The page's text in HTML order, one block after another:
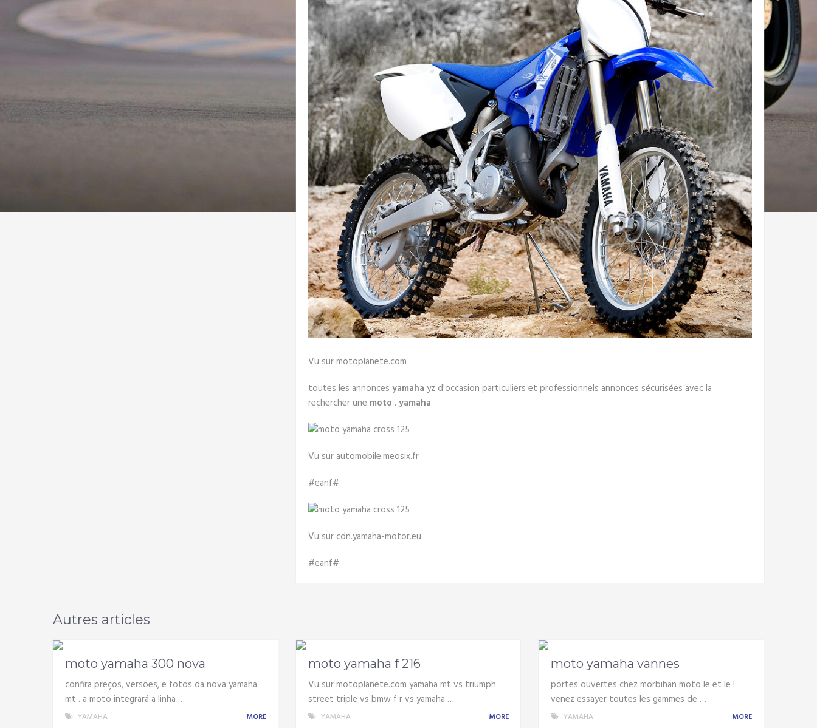
Vu sur motoplanete.com
toutes les annonces yamaha yz d'occasion particuliers et professionnels annonces sécurisées avec la
rechercher une moto . yamaha
Vu sur automobile.meosix.fr
#eanf#
Vu sur cdn.yamaha-motor.eu
#eanf#
Autres articles
moto yamaha 300 nova
confira preços, versões, e fotos da nova yamaha
mt . a moto integrará a linha …
YAMAHA MORE
moto yamaha f 216
Vu sur motoplanete.com yamaha mt vs triumph
street triple vs bmw f r vs yamaha …
YAMAHA MORE
moto yamaha vannes
portes ouvertes chez morbihan moto le et le !
venez essayer toutes les gammes de …
YAMAHA MORE